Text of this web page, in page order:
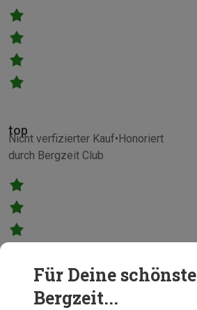
Nicht verfizierter Kauf Honoriert
durch Bergzeit Club
top
Für Deine schönste
Bergzeit...